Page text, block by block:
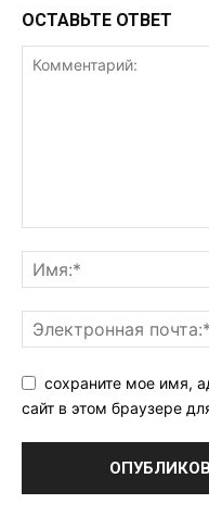
ОСТАВЬТЕ ОТВЕТ
сохраните мое имя,
сайт в этом браузере